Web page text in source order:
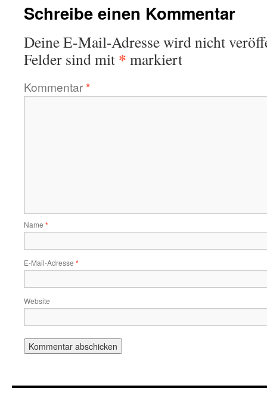
Schreibe einen Kommentar
Deine E-Mail-Adresse wird nicht
Felder sind mit * markiert
Kommentar*
Name *
E-Mail-Adresse *
Website